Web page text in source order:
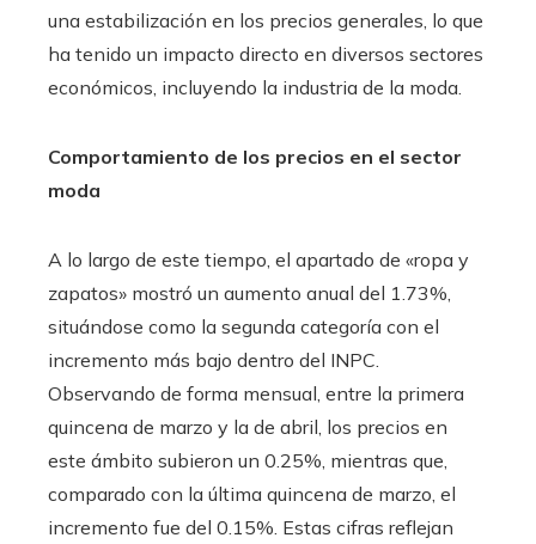
una estabilización en los precios generales, lo que
ha tenido un impacto directo en diversos sectores
económicos, incluyendo la industria de la moda.​
Comportamiento de los precios en el sector
moda
A lo largo de este tiempo, el apartado de «ropa y
zapatos» mostró un aumento anual del 1.73%,
situándose como la segunda categoría con el
incremento más bajo dentro del INPC.
Observando de forma mensual, entre la primera
quincena de marzo y la de abril, los precios en
este ámbito subieron un 0.25%, mientras que,
comparado con la última quincena de marzo, el
incremento fue del 0.15%. Estas cifras reflejan